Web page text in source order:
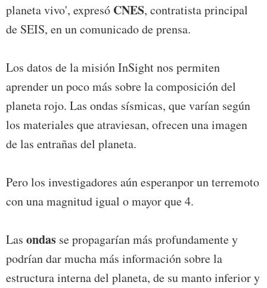
planeta vivo', expresó CNES, contratista principal
de SEIS, en un comunicado de prensa.
Los datos de la misión InSight nos permiten
aprender un poco más sobre la composición del
planeta rojo. Las ondas sísmicas, que varían según
los materiales que atraviesan, ofrecen una imagen
de las entrañas del planeta.
Pero los investigadores aún esperanpor un terremoto
con una magnitud igual o mayor que 4.
Las ondas se propagarían más profundamente y
podrían dar mucha más información sobre la
estructura interna del planeta, de su manto inferior y